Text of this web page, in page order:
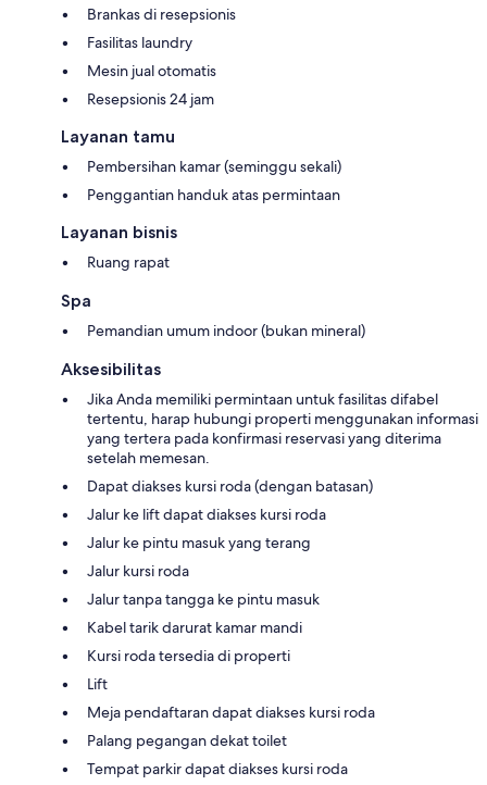
Brankas di resepsionis
Fasilitas laundry
Mesin jual otomatis
Resepsionis 24 jam
Layanan tamu
Pembersihan kamar (seminggu sekali)
Penggantian handuk atas permintaan
Layanan bisnis
Ruang rapat
Spa
Pemandian umum indoor (bukan mineral)
Aksesibilitas
Jika Anda memiliki permintaan untuk fasilitas difabel
tertentu, harap hubungi properti menggunakan informasi
yang tertera pada konfirmasi reservasi yang diterima
setelah memesan.
Dapat diakses kursi roda (dengan batasan)
Jalur ke lift dapat diakses kursi roda
Jalur ke pintu masuk yang terang
Jalur kursi roda
Jalur tanpa tangga ke pintu masuk
Kabel tarik darurat kamar mandi
Kursi roda tersedia di properti
Lift
Meja pendaftaran dapat diakses kursi roda
Palang pegangan dekat toilet
Tempat parkir dapat diakses kursi roda